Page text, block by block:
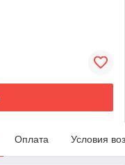
Оплата Условия